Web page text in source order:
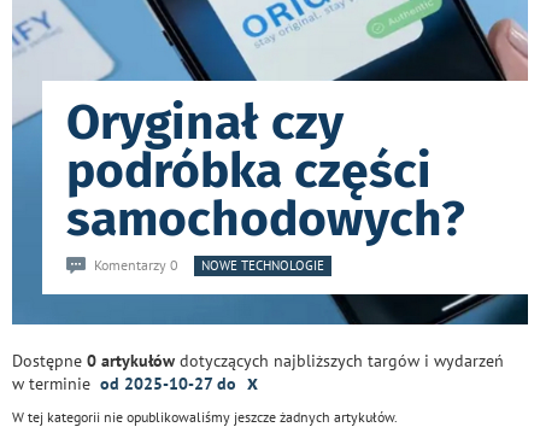
Oryginał czy
podróbka części
samochodowych?
Komentarzy 0 NOWE TECHNOLOGIE
Dostępne 0 artykułów dotyczących najbliższych targów i wydarzeń
w terminie od 2025-10-27 do x
W tej kategorii nie opublikowaliśmy jeszcze żadnych artykułów.